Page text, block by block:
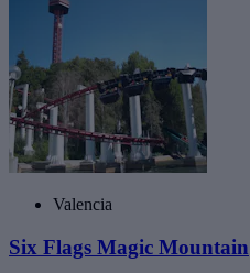
Valencia
Six Flags Magic Mountain